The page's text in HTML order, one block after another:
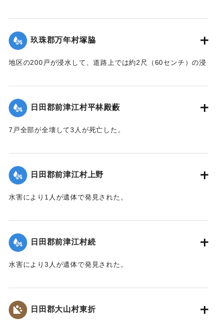
｜固有コード:00268371
玖珠郡万年村塚脇
地区の200戸が浸水して、道路上では約2尺（60センチ）の浸
｜固有コード:
日田郡前津江村平林殿藪
7戸全部が全壊して3人が死亡した。
｜固有コード:00268364
日田郡前津江村上野
水害により1人が遺体で発見された。
｜固有コード:00268365
日田郡前津江村続
水害により3人が遺体で発見された。
｜固有コード:00268366
日田郡大山村東折